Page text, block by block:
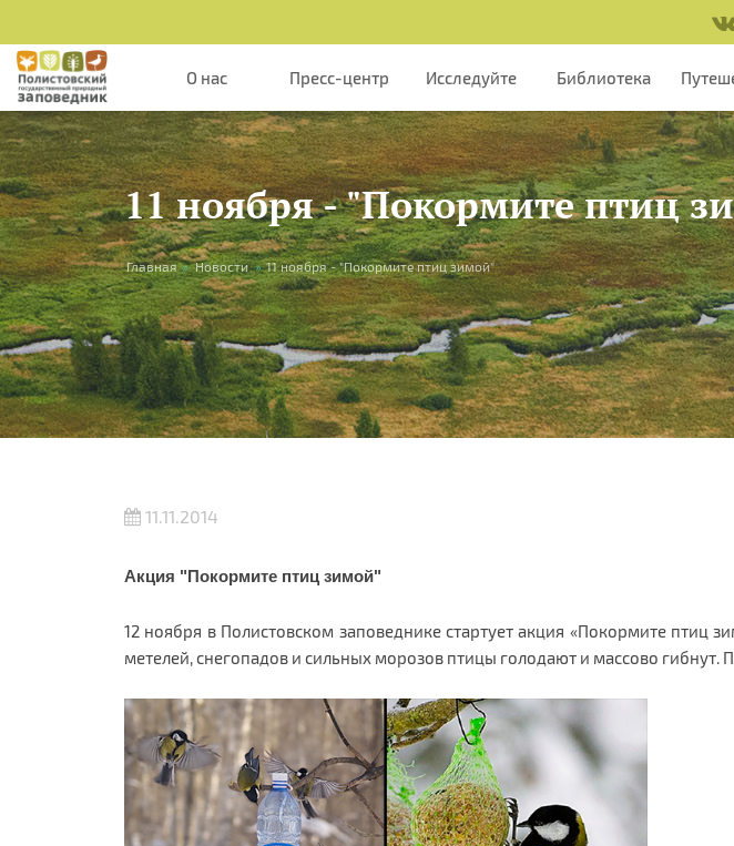
О нас Пресс-центр Исследуйте Библиотека
11 ноября - "Покормите птиц
Вы здесь
Главная » Новости » 11 ноября - "Покормите птиц зимой"
11.11.2014
Акция "Покормите птиц зимой"
12 ноября в Полистовском заповеднике стартует акция «Покормите
метелей, снегопадов и сильных морозов птицы голодают и массово